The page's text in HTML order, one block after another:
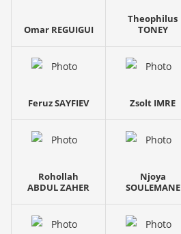
Omar REGUIGUI
Theophilus
TONEY
Feruz SAYFIEV Zsolt IMRE
Rohollah
ABDUL ZAHER
Njoya
SOULEMANE